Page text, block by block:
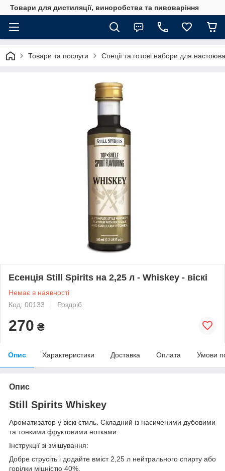
Товари для дистиляції, виноробства та пивоваріння
Товари та послуги Спеції та готові набори для
Есенція Still Spirits на 2,25 л - Whiskey - віскі
Немає в наявності
Код: 00133
Роздріб
270 ₴
Опис Характеристики Доставка Оплата Умови
Опис
Still Spirits Whiskey
Ароматизатор у віскі стиль. Складний із насиченими дубовими
та тонкими фруктовими нотками.
Інструкції зі змішування:
Добре струсіть і додайте вміст 2,25 л нейтрального спирту або
горілки міцністю 40%.